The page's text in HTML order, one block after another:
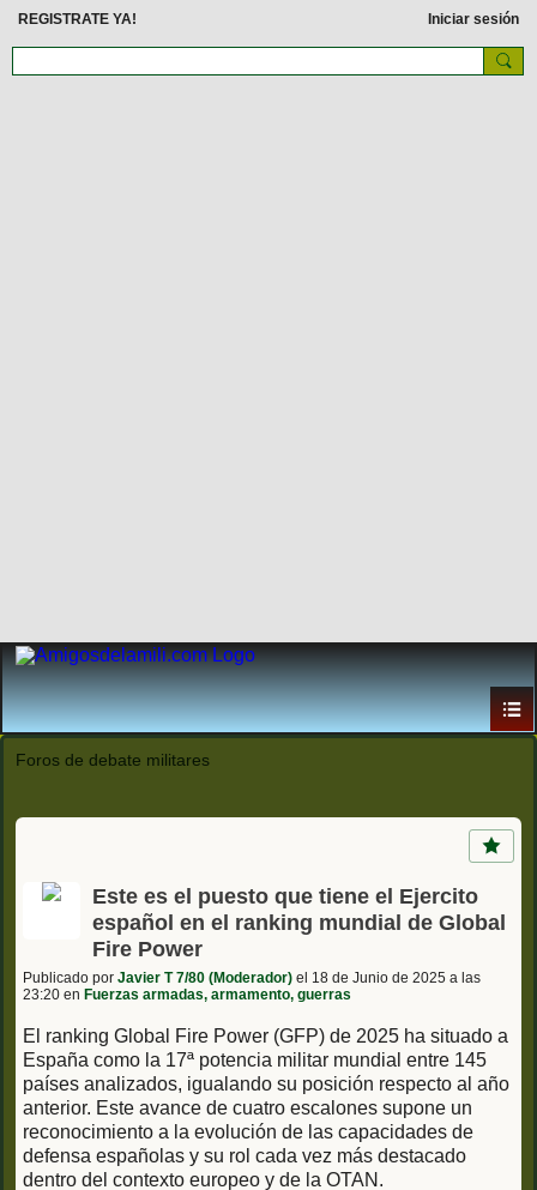
REGISTRATE YA! Iniciar sesión
Foros de debate militares
Este es el puesto que tiene el Ejercito
español en el ranking mundial de Global
Fire Power
Publicado por Javier T 7/80 (Moderador) el 18 de Junio de 2025 a las
23:20 en Fuerzas armadas, armamento, guerras
El ranking Global Fire Power (GFP) de 2025 ha situado a
España como la 17ª potencia militar mundial entre 145
países analizados, igualando su posición respecto al año
anterior. Este avance de cuatro escalones supone un
reconocimiento a la evolución de las capacidades de
defensa españolas y su rol cada vez más destacado
dentro del contexto europeo y de la OTAN.